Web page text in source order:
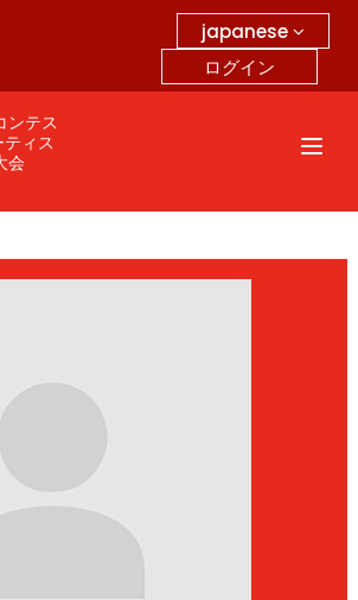
japanese
ログイン
ンテス
ティス
会